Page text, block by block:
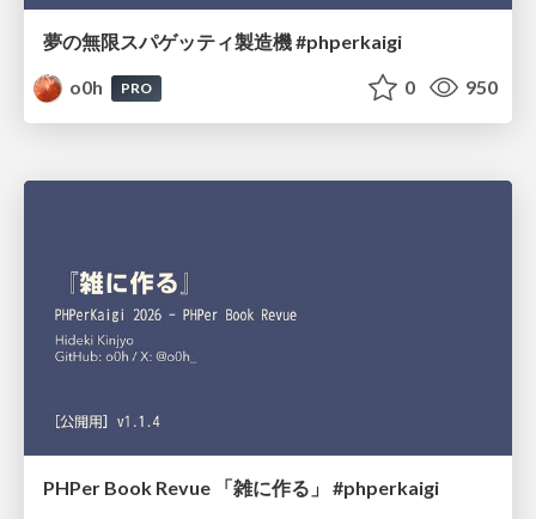
夢の無限スパゲッティ製造機 #phperkaigi
o0h
PRO 0 950
PHPer Book Revue 「雑に作る」 #phperkaigi